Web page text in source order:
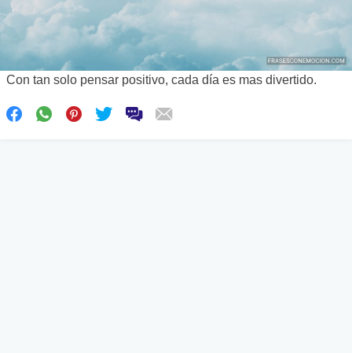
Con tan solo pensar positivo, cada día es mas divertido.